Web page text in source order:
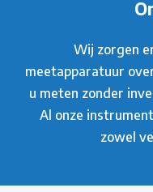
Wij zorgen
meetapparatuur
u meten zonder
Al onze
zowel